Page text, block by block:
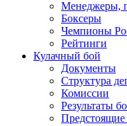
Менеджеры,
Боксеры
Чемпионы
Рейтинги
Кулачный бой
Документы
Структура
Комиссии
Результаты
Предстоящие